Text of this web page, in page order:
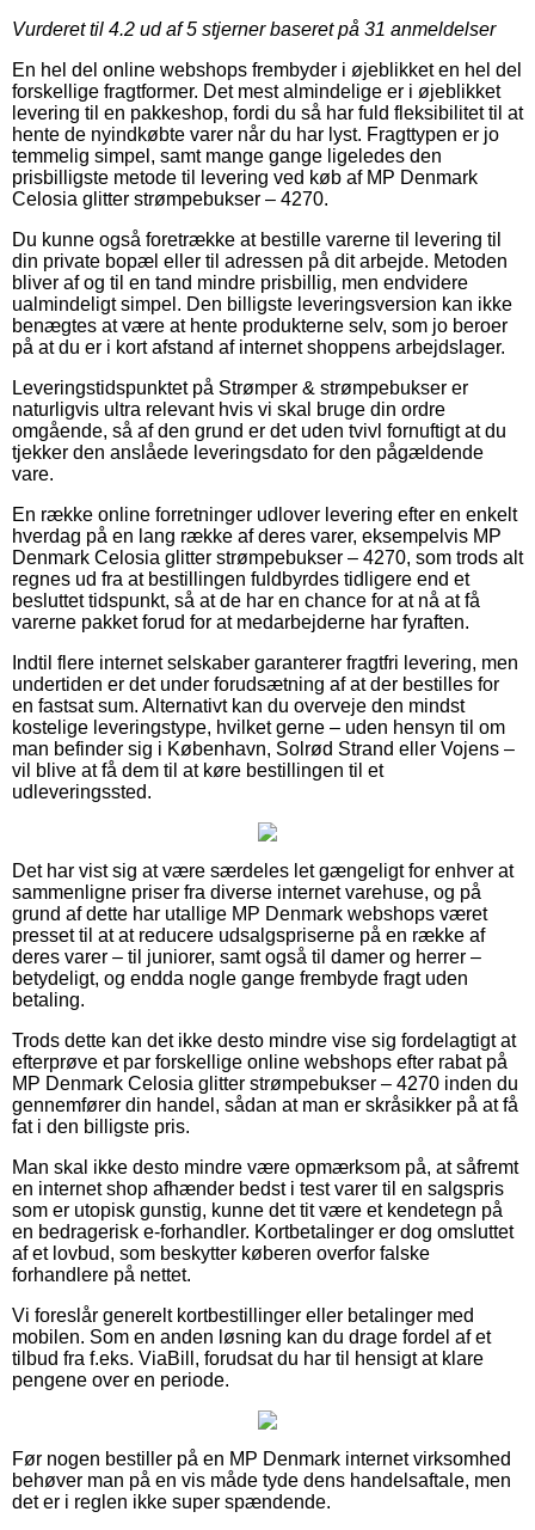
Vurderet til 4.2 ud af 5 stjerner baseret på 31 anmeldelser
En hel del online webshops frembyder i øjeblikket en hel del
forskellige fragtformer. Det mest almindelige er i øjeblikket
levering til en pakkeshop, fordi du så har fuld fleksibilitet til at
hente de nyindkøbte varer når du har lyst. Fragttypen er jo
temmelig simpel, samt mange gange ligeledes den
prisbilligste metode til levering ved køb af MP Denmark
Celosia glitter strømpebukser – 4270.
Du kunne også foretrække at bestille varerne til levering til
din private bopæl eller til adressen på dit arbejde. Metoden
bliver af og til en tand mindre prisbillig, men endvidere
ualmindeligt simpel. Den billigste leveringsversion kan ikke
benægtes at være at hente produkterne selv, som jo beroer
på at du er i kort afstand af internet shoppens arbejdslager.
Leveringstidspunktet på Strømper & strømpebukser er
naturligvis ultra relevant hvis vi skal bruge din ordre
omgående, så af den grund er det uden tvivl fornuftigt at du
tjekker den anslåede leveringsdato for den pågældende
vare.
En række online forretninger udlover levering efter en enkelt
hverdag på en lang række af deres varer, eksempelvis MP
Denmark Celosia glitter strømpebukser – 4270, som trods alt
regnes ud fra at bestillingen fuldbyrdes tidligere end et
besluttet tidspunkt, så at de har en chance for at nå at få
varerne pakket forud for at medarbejderne har fyraften.
Indtil flere internet selskaber garanterer fragtfri levering, men
undertiden er det under forudsætning af at der bestilles for
en fastsat sum. Alternativt kan du overveje den mindst
kostelige leveringstype, hvilket gerne – uden hensyn til om
man befinder sig i København, Solrød Strand eller Vojens –
vil blive at få dem til at køre bestillingen til et
udleveringssted.
Det har vist sig at være særdeles let gængeligt for enhver at
sammenligne priser fra diverse internet varehuse, og på
grund af dette har utallige MP Denmark webshops været
presset til at at reducere udsalgspriserne på en række af
deres varer – til juniorer, samt også til damer og herrer –
betydeligt, og endda nogle gange frembyde fragt uden
betaling.
Trods dette kan det ikke desto mindre vise sig fordelagtigt at
efterprøve et par forskellige online webshops efter rabat på
MP Denmark Celosia glitter strømpebukser – 4270 inden du
gennemfører din handel, sådan at man er skråsikker på at få
fat i den billigste pris.
Man skal ikke desto mindre være opmærksom på, at såfremt
en internet shop afhænder bedst i test varer til en salgspris
som er utopisk gunstig, kunne det tit være et kendetegn på
en bedragerisk e-forhandler. Kortbetalinger er dog omsluttet
af et lovbud, som beskytter køberen overfor falske
forhandlere på nettet.
Vi foreslår generelt kortbestillinger eller betalinger med
mobilen. Som en anden løsning kan du drage fordel af et
tilbud fra f.eks. ViaBill, forudsat du har til hensigt at klare
pengene over en periode.
Før nogen bestiller på en MP Denmark internet virksomhed
behøver man på en vis måde tyde dens handelsaftale, men
det er i reglen ikke super spændende.